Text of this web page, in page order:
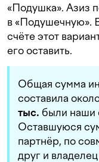
«Подушка». Азиз
в «Подушечную».
счёте этот
его оставить.
Общая сумма
составила
тыс. были наши
Оставшуюся
партнёр, по
друг и